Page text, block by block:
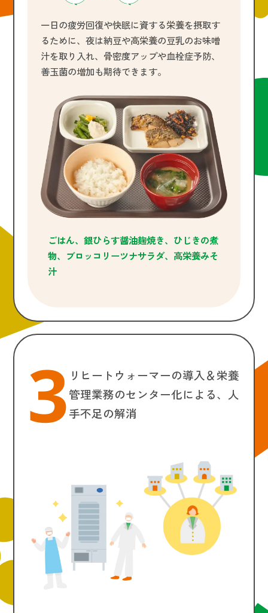
一日の疲労回復や快眠に資する栄養を摂取す
るために、夜は納豆や高栄養の豆乳のお味噌
汁を取り入れ、骨密度アップや血栓症予防、
善玉菌の増加も期待できます。
ごはん、銀ひらす醤油麹焼き、ひじきの煮
物、ブロッコリーツナサラダ、高栄養みそ
汁
3 リヒートウォーマーの導入＆栄養
管理業務のセンター化による、
人
手不足の解消